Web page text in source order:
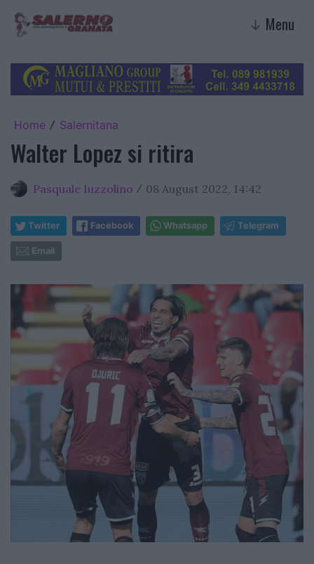
↓ Menu
Home / Salernitana
Walter Lopez si ritira
Pasquale Iuzzolino / 08 August 2022, 14:42
Twitter Facebook Whatsapp Telegram
Email